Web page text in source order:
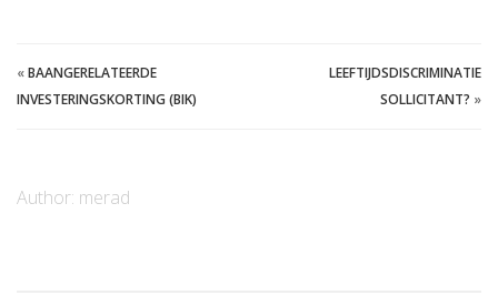
«BAANGERELATEERDE
INVESTERINGSKORTING (BIK)
LEEFTIJDSDISCRIMINATIE
SOLLICITANT? »
Author: merad